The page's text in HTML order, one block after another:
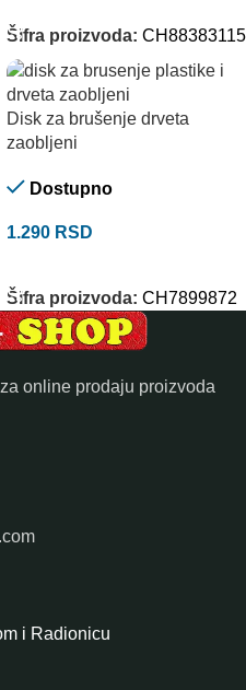
Šifra proizvoda: CH88383115
Disk za brušenje drveta
zaobljeni
Dostupno
1.290 RSD
Šifra proizvoda: CH7899872
online prodaju proizvoda
i Radionicu